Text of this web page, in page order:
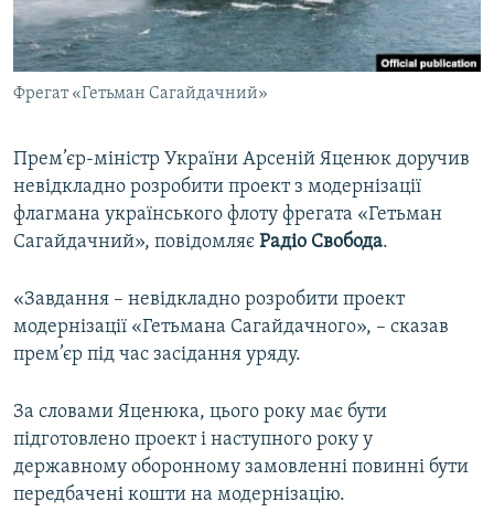
ВІДЕОУРОКИ «ELIFBE»
СВІДЧЕННЯ ОКУПАЦІЇ
УКРАЇНСЬКА ПРОБЛЕМА КРИМУ
Русский
Qırımtatar
Усі сайти RFE/RL
Фрегат «Гетьман Сагайдачний»
Прем’єр-міністр України Арсеній Яценюк доручив
невідкладно розробити проект з модернізації
флагмана українського флоту фрегата «Гетьман
Сагайдачний», повідомляє Радіо Свобода.
«Завдання – невідкладно розробити проект
модернізації «Гетьмана Сагайдачного», – сказав
прем’єр під час засідання уряду.
За словами Яценюка, цього року має бути
підготовлено проект і наступного року у
державному оборонному замовленні повинні бути
передбачені кошти на модернізацію.